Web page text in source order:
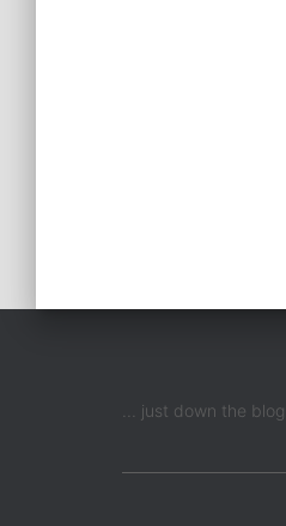
... just down the